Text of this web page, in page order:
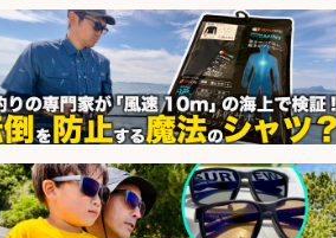
日払いOKで即日収入/製造スタッフ/
「広島市佐伯区」「時給1,200円」
広島市佐伯区周辺でお魚のパック詰
めや品出しスタッフ/週4日〜OK×車
通勤OK×未経験歓迎/広島県/広島市
佐伯区
会社名 株式会社ホットスタッフ五日市